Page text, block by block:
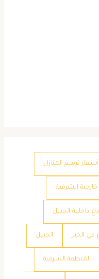
أسعار ترميم المنازل
الشرقية
داخلية الجبيل
في الخبر الجبيل
المنطقة الشرقية